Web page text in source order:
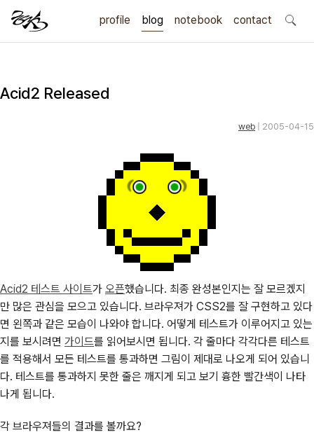
profile blog notebook contact
search
Acid2 Released
web | 2005-04-15
Acid2 테스트 사이트가 오픈했습니다. 최종 완성본인지는 잘 모르겠지
만 많은 관심을 모으고 있습니다. 브라우져가 CSS2를 잘 구현하고 있다
면 왼쪽과 같은 모습이 나와야 합니다. 어떻게 테스트가 이루어지고 있는
지를 보시려면 가이드를 읽어보시면 됩니다. 각 줄마다 각각다른 테스트
를 적용해서 모든 테스트를 통과하면 그림이 제대로 나오게 되어 있습니
다. 테스트를 통과하지 못한 줄은 깨지게 되고 보기 흉한 빨간색이 나타
나게 됩니다.
각 브라우져들의 결과를 볼까요?